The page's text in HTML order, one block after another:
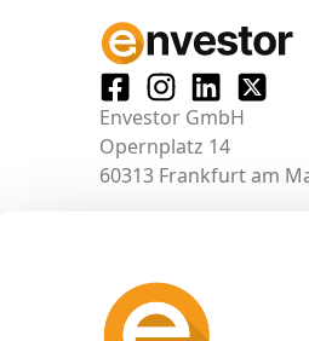
Envestor GmbH
Opernplatz 14
60313 Frankfurt am